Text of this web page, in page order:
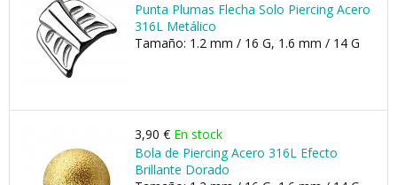
Punta Plumas Flecha Solo Piercing Acero
316L Metálico
Tamaño: 1.2 mm / 16 G, 1.6 mm / 14 G
3,90 € En stock
Bola de Piercing Acero 316L Efecto
Brillante Dorado